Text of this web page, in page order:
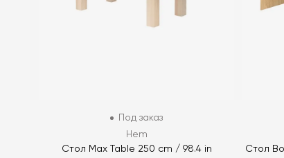
Под заказ
Hem
Стол Max Table 250 cm / 98.4 in
Стол